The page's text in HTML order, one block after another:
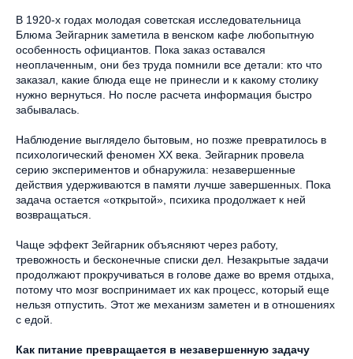
В 1920-х годах молодая советская исследовательница
Блюма Зейгарник заметила в венском кафе любопытную
особенность официантов. Пока заказ оставался
неоплаченным, они без труда помнили все детали: кто что
заказал, какие блюда еще не принесли и к какому столику
нужно вернуться. Но после расчета информация быстро
забывалась.
Наблюдение выглядело бытовым, но позже превратилось в
психологический феномен XX века. Зейгарник провела
серию экспериментов и обнаружила: незавершенные
действия удерживаются в памяти лучше завершенных. Пока
задача остается «открытой», психика продолжает к ней
возвращаться.
Чаще эффект Зейгарник объясняют через работу,
тревожность и бесконечные списки дел. Незакрытые задачи
продолжают прокручиваться в голове даже во время отдыха,
потому что мозг воспринимает их как процесс, который еще
нельзя отпустить. Этот же механизм заметен и в отношениях
с едой.
Как питание превращается в незавершенную задачу